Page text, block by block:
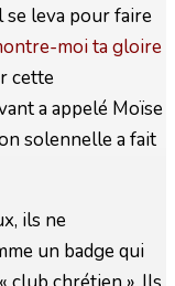
se leva pour faire
moi ta gloire
cette
a appelé Moïse
solennelle a fait
ils ne
un badge qui